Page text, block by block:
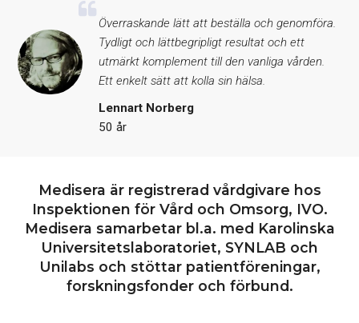
Överraskande lätt att beställa och genomföra.
Tydligt och lättbegripligt resultat och ett
utmärkt komplement till den vanliga vården.
Ett enkelt sätt att kolla sin hälsa.
Lennart Norberg
50 år
Medisera är registrerad vårdgivare hos
Inspektionen för Vård och Omsorg, IVO.
Medisera samarbetar bl.a. med Karolinska
Universitetslaboratoriet, SYNLAB och
Unilabs och stöttar patientföreningar,
forskningsfonder och förbund.